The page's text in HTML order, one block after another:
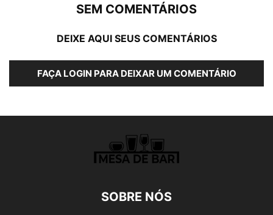
SEM COMENTÁRIOS
DEIXE AQUI SEUS COMENTÁRIOS
FAÇA LOGIN PARA DEIXAR UM COMENTÁRIO
SOBRE NÓS